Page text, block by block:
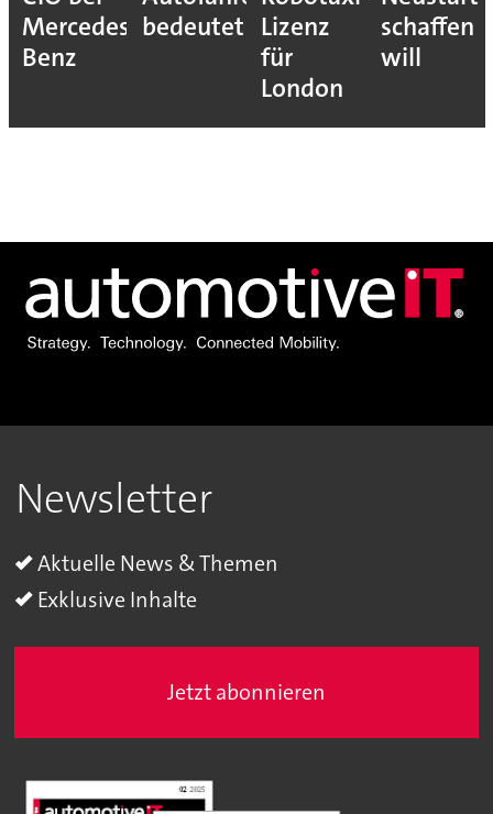
Mercedes-
Benz
bedeutet Lizenz
für
London
schaffen
will
Newsletter
Aktuelle News & Themen
Exklusive Inhalte
Jetzt abonnieren